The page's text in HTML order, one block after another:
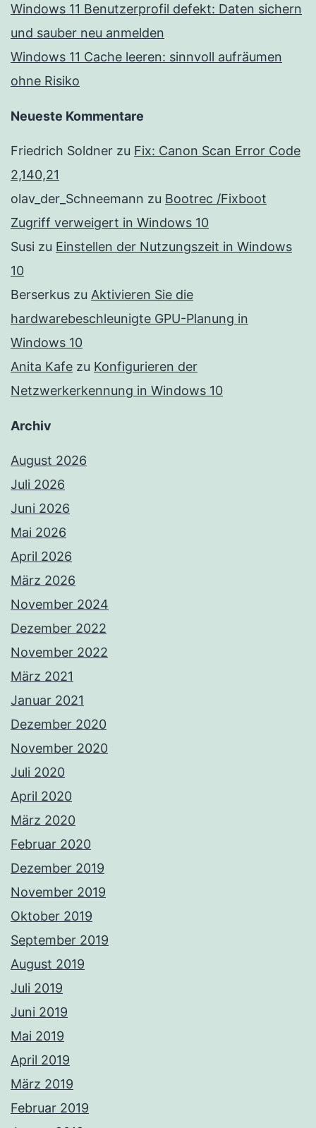
Windows 11 Benutzerprofil defekt: Daten sichern
und sauber neu anmelden
Windows 11 Cache leeren: sinnvoll aufräumen
ohne Risiko
Neueste Kommentare
Friedrich Soldner zu Fix: Canon Scan Error Code
2,140,21
olav_der_Schneemann zu Bootrec /Fixboot
Zugriff verweigert in Windows 10
Susi zu Einstellen der Nutzungszeit in Windows
10
Berserkus zu Aktivieren Sie die
hardwarebeschleunigte GPU-Planung in
Windows 10
Anita Kafe zu Konfigurieren der
Netzwerkerkennung in Windows 10
Archiv
August 2026
Juli 2026
Juni 2026
Mai 2026
April 2026
März 2026
November 2024
Dezember 2022
November 2022
März 2021
Januar 2021
Dezember 2020
November 2020
Juli 2020
April 2020
März 2020
Februar 2020
Dezember 2019
November 2019
Oktober 2019
September 2019
August 2019
Juli 2019
Juni 2019
Mai 2019
April 2019
März 2019
Februar 2019